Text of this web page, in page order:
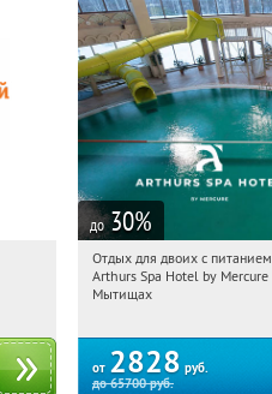
до 30%
01:21:04
Купи
Московская обл., г. Мытищи, д.
Отдых для двоих с
Arthurs Spa Hotel by Mercure
Мытищах
от 2828 руб.
до65700руб.